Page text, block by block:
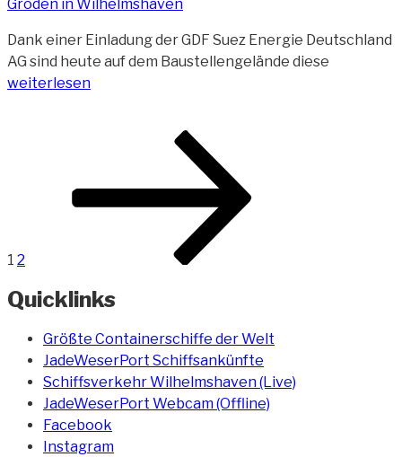
Dank einer Einladung der GDF Suez Energie Deutschland
AG sind heute auf dem Baustellengelände diese
weiterlesen
Beitragsnavigation
1 2
Quicklinks
Größte Containerschiffe der Welt
JadeWeserPort Schiffsankünfte
Schiffsverkehr Wilhelmshaven (Live)
JadeWeserPort Webcam (Offline)
Facebook
Instagram